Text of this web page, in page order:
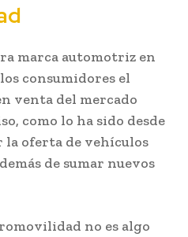
marca automotriz en
consumidores el
venta del mercado
como lo ha sido desde
la oferta de vehículos
de sumar nuevos
no es algo